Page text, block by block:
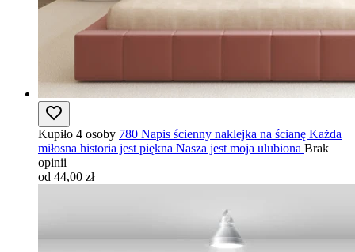
Kupiło 4 osoby 780 Napis ścienny naklejka na ścianę Każda
miłosna historia jest piękna Nasza jest moja ulubiona Brak
opinii
od 44,00 zł